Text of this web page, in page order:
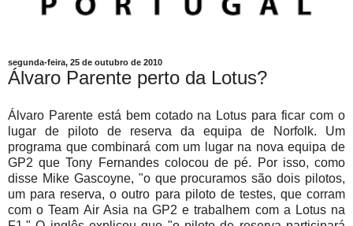
segunda-feira, 25 de outubro de 2010
Álvaro Parente perto da Lotus?
Álvaro Parente está bem cotado na Lotus para ficar com o
lugar de piloto de reserva da equipa de Norfolk. Um
programa que combinará com um lugar na nova equipa de
GP2 que Tony Fernandes colocou de pé. Por isso, como
disse Mike Gascoyne, "o que procuramos são dois pilotos,
um para reserva, o outro para piloto de testes, que corram
com o Team Air Asia na GP2 e trabalhem com a Lotus na